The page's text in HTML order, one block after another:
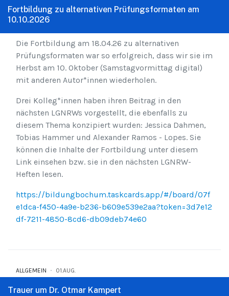
Fortbildung zu alternativen Prüfungsformaten am
10.10.2026
Die Fortbildung am 18.04.26 zu alternativen
Prüfungsformaten war so erfolgreich, dass wir sie im
Herbst am 10. Oktober (Samstagvormittag digital)
mit anderen Autor*innen wiederholen.
Drei Kolleg*innen haben ihren Beitrag in den
nächsten LGNRWs vorgestellt, die ebenfalls zu
diesem Thema konzipiert wurden: Jessica Dahmen,
Tobias Hammer und Alexander Ramos - Lopes. Sie
können die Inhalte der Fortbildung unter diesem
Link einsehen bzw. sie in den nächsten LGNRW-
Heften lesen.
https://bildungbochum.taskcards.app/#/board/07f
e1dca-f450-4a9e-b236-b609e539e2aa?token=3d7e12
df-7211-4850-8cd6-db09deb74e60
ALLGEMEIN 01.AUG.
Trauer um Dr. Otmar Kampert